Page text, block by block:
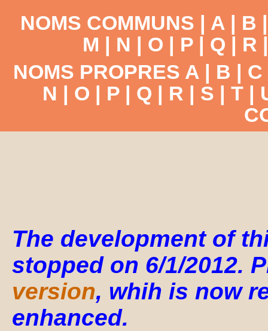
NOMS COMMUNS | A | B
M | N | O | P| Q | R
NOMS PROPRES A | B | C
N | O | P | Q | R | S | T |
The development of
stopped on 6/1/2012.
version, whih is now
enhanced.